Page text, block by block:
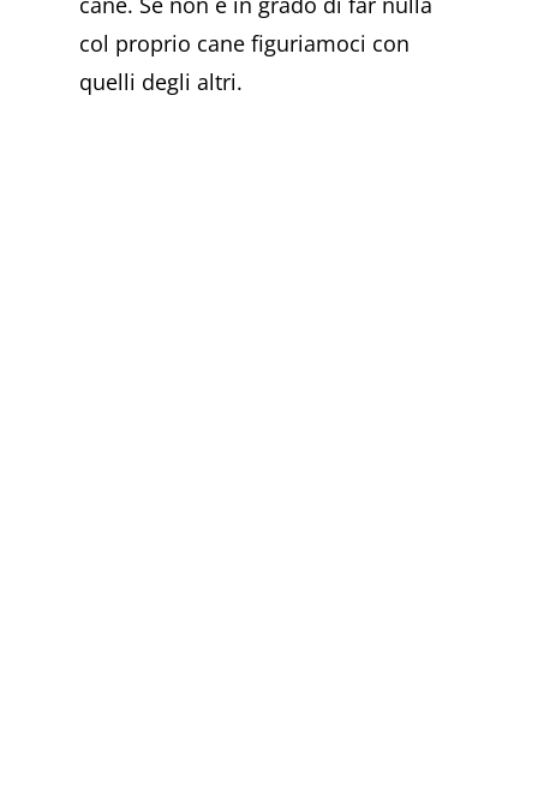
col proprio cane figuriamoci con
quelli degli altri.